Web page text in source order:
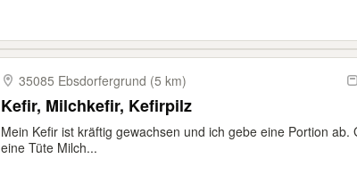
35085 Ebsdorfergrund (5 km)
Kefir, Milchkefir, Kefirpilz
Mein Kefir ist kräftig gewachsen und ich gebe eine Portion ab.
eine Tüte Milch...